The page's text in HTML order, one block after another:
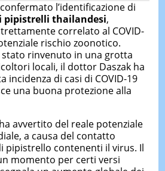
l’identificazione di
pipistrelli thailandesi,
correlato al COVID-
rischio zoonotico.
stato rinvenuto in una grotta
locali, il dottor Daszak ha
incidenza di casi di COVID-19
una buona protezione alla
avvertito del reale potenziale
a causa del contatto
pipistrello contenenti il virus. Il
momento per certi versi